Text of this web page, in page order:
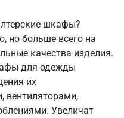
шкафы?
но больше всего на
качества изделия.
для одежды
их
вентиляторами,
Увеличат